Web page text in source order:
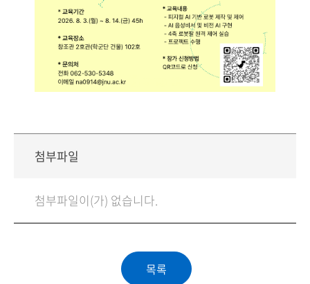
첨부파일
첨부파일이(가) 없습니다.